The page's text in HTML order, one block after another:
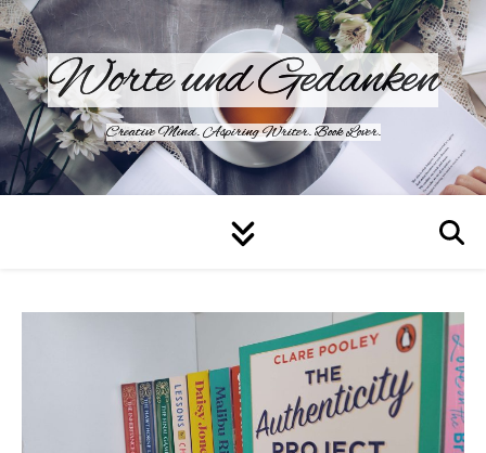
Worte und Gedanken
Creative Mind. Aspiring Writer. Book Lover.